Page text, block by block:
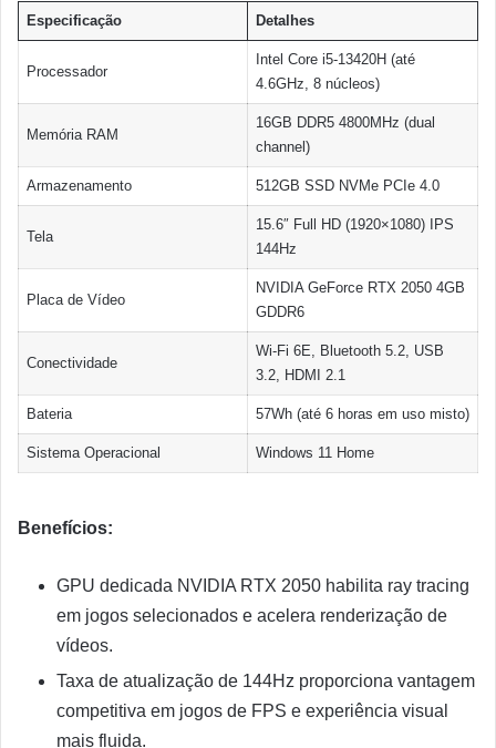
Especificação Detalhes
Processador
Intel Core i5-13420H (até
4.6GHz, 8 núcleos)
Memória RAM
16GB DDR5 4800MHz (dual
channel)
Armazenamento 512GB SSD NVMe PCIe 4.0
Tela
15.6″ Full HD (1920×1080) IPS
144Hz
Placa de Vídeo
NVIDIA GeForce RTX 2050 4GB
GDDR6
Conectividade
Wi-Fi 6E, Bluetooth 5.2, USB
3.2, HDMI 2.1
Bateria 57Wh (até 6 horas em uso misto)
Sistema Operacional Windows 11 Home
Benefícios:
GPU dedicada NVIDIA RTX 2050 habilita ray tracing
em jogos selecionados e acelera renderização de
vídeos.
Taxa de atualização de 144Hz proporciona vantagem
competitiva em jogos de FPS e experiência visual
mais fluida.